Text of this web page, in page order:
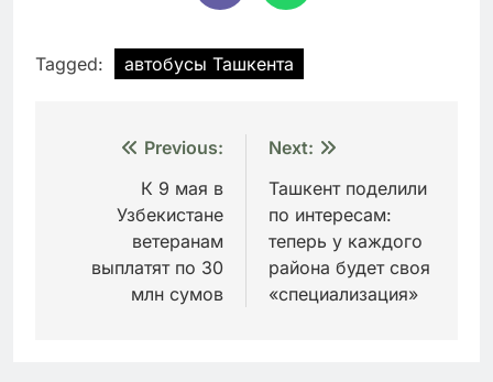
Tagged: автобусы Ташкента
Навигация
записям
Previous:
К 9 мая в
Узбекистане
ветеранам
выплатят по 30
млн сумов
Next:
Ташкент поделили
по интересам:
теперь у каждого
района будет своя
«специализация»